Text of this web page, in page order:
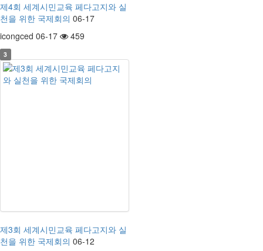
제4회 세계시민교육 페다고지와 실
천을 위한 국제회의 06-17
icongced 06-17
459
3
제3회 세계시민교육 페다고지와 실
천을 위한 국제회의 06-12